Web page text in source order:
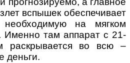
вспышек обеспечивает
необходимую на мягком
Именно там аппарат с 21-
раскрывается во всю –
деньги.